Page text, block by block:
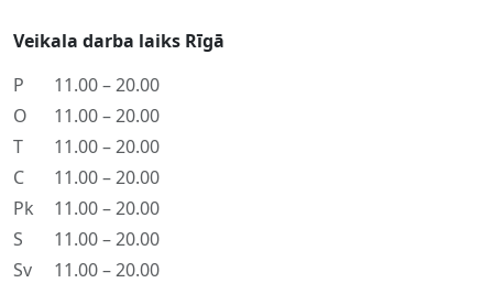
Veikala darba laiks Rīgā
P
11.00 – 20.00
O
11.00 – 20.00
T
11.00 – 20.00
C
11.00 – 20.00
Pk
11.00 – 20.00
S
11.00 – 20.00
Sv
11.00 – 20.00